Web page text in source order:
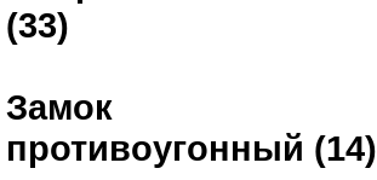
(33)
Замок
противоугонный (14)